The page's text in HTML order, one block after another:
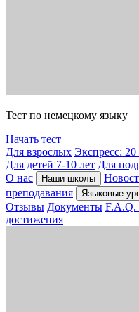
Тест по немецкому языку
Начать тест
Для взрослых Экспресс:
Для детей 7-10 лет Для
О нас
Наши школы
преподавания
Языковые
Отзывы Документы F.A.Q.
достижения